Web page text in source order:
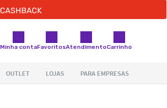
Minha contaFavoritosAtendimentoCarrinho